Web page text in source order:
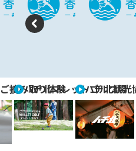
P
vi
o
u
s
摘み取り体験
ハチ北マレットゴルフ場
ハチ北観光